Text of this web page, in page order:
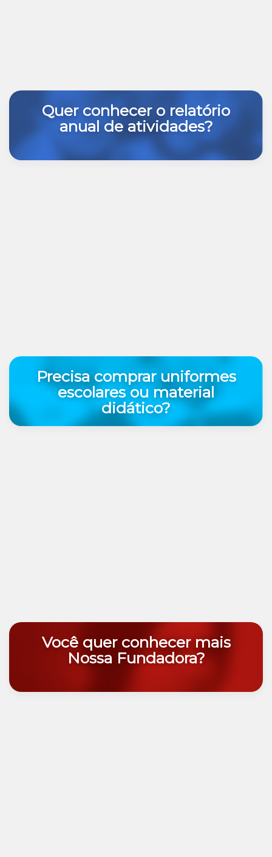
Quer conhecer o relatório
anual de atividades?
Precisa comprar uniformes
escolares ou material
didático?
Você quer conhecer mais
Nossa Fundadora?